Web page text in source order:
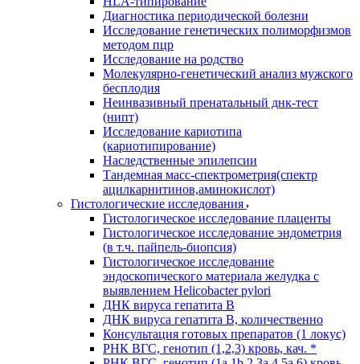
Диагностика периодической болезни
Исследование генетических полиморфизмов
методом пцр
Исследование на родство
Молекулярно-генетический анализ мужского
бесплодия
Неинвазивный пренатальный днк-тест
(нипт)
Исследование кариотипа
(кариотипирование)
Наследственные эпилепсии
Тандемная масс-спектрометрия(спектр
ацилкарнитинов,аминокислот)
Гистологические исследования
Гистологическое исследование плаценты
Гистологическое исследование эндометрия
(в т.ч. пайпель-биопсия)
Гистологическое исследование
эндоскопического материала желудка с
выявлением Helicobacter pylori
ДНК вируса гепатита B
ДНК вируса гепатита B, количественно
Консультация готовых препаратов (1 локус)
РНК ВГC, генотип (1,2,3) кровь, кач. *